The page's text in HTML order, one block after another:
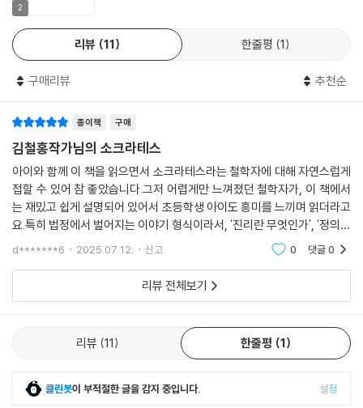
소크라테스는 힘과 권력에 굽신거리지 않았어요. 정의와 덕에 대한 자신의
신념을 맨 앞에 두었고, 그에 어긋나는 말과 행동은 하지 않았지요. 유죄 선
고를 받을 줄 뻔히 알면서도, 자신은 죄가 없다며 당당히 외쳤어요. 그러면
들였지요. 오늘날 우리는 뉴스에서 ‘가진 자’들의 부정부패 소식을 심심치
탈에 씁쓸함을 느낄 때가 많아요. 잘못을 저지르고도 미꾸라지처럼 법망을
빠져나가는 모습을 보면 허탈해지기도 해요. 소크라테스가 죽음을 눈앞에
둔 상황에서도, 자신의 아들들이 그릇된 욕망에 빠질까 봐 걱정하는 모습
이 이토록 감동적으로 다가오는 이유는 무엇일까요? 기원전의 서양 철학
자가 삶을 바쳐서 남긴 가르침은, 오늘의 우리에게도 절실히 필요해 보입
니다. 소크라테스처럼 끊임없이 질문하며 스스로 성장하는 자세는 우리 모
두에게 필요한 태도입니다. 소크라테스의 철학을 떠올리며, 나답게 생각하
● 스릴 넘치는 동화처럼! 역할극 대본처럼! 플라톤의 고전을 생생히 살아
소크라테스 시간이 너무 짧아서 여러분을 설득할 수 없는 게 아쉽습니다.
나는 누구에게도 해를 끼치지 않았기 때문에 내 죄를 인정하고 스스로 형
벌을 제안할 수도 없습니다. -본문 81쪽
2
리뷰 11 한줄평 1
구매리뷰 추천순
종이책 구매
김철홍작가님의 소크라테스
아이와 함께 이 책을 읽으면서 소크라테스라는 철학자에 대해 자연스럽게
접할 수 있어 참 좋았습니다.그저 어렵게만 느껴졌던 철학자가, 이 책에서
는 재밌고 쉽게 설명되어 있어서 초등학생 아이도 흥미를 느끼며 읽더라고
요.특히 법정에서 벌어지는 이야기 형식이라서, '진리란 무엇인가', '정의란
무엇인가' 같은 질문을 아이와 함께 고민해볼 수 있었던 뜻깊은 시간이었
d*******6 2025.07.12. 신고 0 댓글0
리뷰 전체보기
리뷰 11 한줄평 1
클린봇이 부적절한 글을 감지 중입니다. 설정